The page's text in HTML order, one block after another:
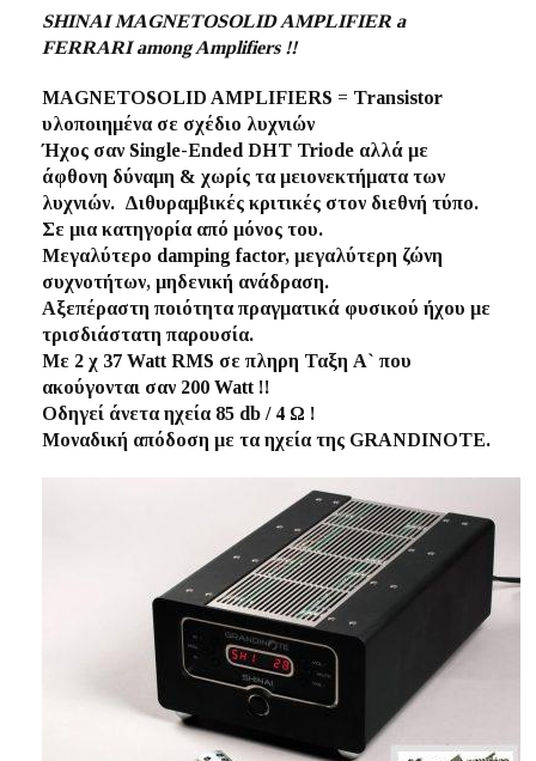
SHINAI MAGNETOSOLID AMPLIFIER a
FERRARI among Amplifiers !!
MAGNETOSOLID AMPLIFIERS = Τransistor
υλοποιημένα σε σχέδιο λυχνιών
Ήχος σαν Single-Ended DHT Triode αλλά με
άφθονη δύναμη & χωρίς τα μειονεκτήματα των
λυχνιών. Διθυραμβικές κριτικές στον διεθνή τύπο.
Σε μια κατηγορία από μόνος του.
Μεγαλύτερο damping factor, μεγαλύτερη ζώνη
συχνοτήτων, μηδενική ανάδραση.
Αξεπέραστη ποιότητα πραγματικά φυσικού ήχου με
τρισδιάστατη παρουσία.
Με 2 χ 37 Watt RMS σε πληρη Ταξη Α` που
ακούγονται σαν 200 Watt !!
Οδηγεί άνετα ηχεία 85 db / 4 Ω !
Μοναδική απόδοση με τα ηχεία της GRANDINOTE.